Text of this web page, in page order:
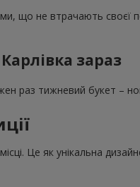
що не втрачають своєї
зараз
раз тижневий букет –
Це як унікальна